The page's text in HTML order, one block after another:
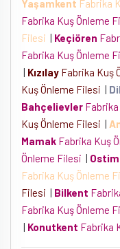
Yaşamkent Fabrika
Fabrika Kuş Önleme
Filesi | Keçiören
Fabrika Kuş Önleme
| Kızılay Fabrika Kuş
Kuş Önleme Filesi |
Bahçelievler
Kuş Önleme Filesi |
Mamak Fabrika Kuş
Önleme Filesi | Ostim
Fabrika Kuş Önleme
Filesi | Bilkent
Fabrika Kuş Önleme
| Konutkent Fabrika